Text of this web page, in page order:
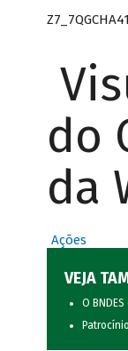
do
da
Ações
VEJA
O